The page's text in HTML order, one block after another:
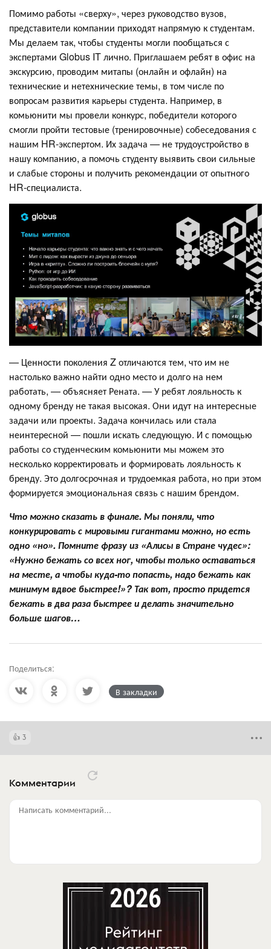
Помимо работы «сверху», через руководство вузов,
представители компании приходят напрямую к студентам.
Мы делаем так, чтобы студенты могли пообщаться с
экспертами Globus IT лично. Приглашаем ребят в офис на
экскурсию, проводим митапы (онлайн и офлайн) на
технические и нетехнические темы, в том числе по
вопросам развития карьеры студента. Например, в
комьюнити мы провели конкурс, победители которого
смогли пройти тестовые (тренировочные) собеседования с
нашим HR-экспертом. Их задача — не трудоустройство в
нашу компанию, а помочь студенту выявить свои сильные
и слабые стороны и получить рекомендации от опытного
HR-специалиста.
— Ценности поколения Z отличаются тем, что им не
настолько важно найти одно место и долго на нем
работать, — объясняет Рената. — У ребят лояльность к
одному бренду не такая высокая. Они идут на интересные
задачи или проекты. Задача кончилась или стала
неинтересной — пошли искать следующую. И с помощью
работы со студенческим комьюнити мы можем это
несколько корректировать и формировать лояльность к
бренду. Это долгосрочная и трудоемкая работа, но при этом
формируется эмоциональная связь с нашим брендом.
Что можно сказать в финале. Мы поняли, что
конкурировать с мировыми гигантами можно, но есть
одно «но». Помните фразу из «Алисы в Стране чудес»:
«Нужно бежать со всех ног, чтобы только оставаться
на месте, а чтобы куда-то попасть, надо бежать как
минимум вдвое быстрее!»? Так вот, просто придется
бежать в два раза быстрее и делать значительно
больше шагов…
Поделиться:
В закладки
3
Комментарии
Написать комментарий...